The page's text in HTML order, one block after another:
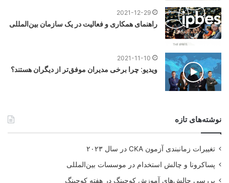
2021-12-29
راهنمای همکاری و فعالیت در یک سازمان بین‌المللی
2021-11-10
ویدیو: چرا برخی مدیران موفق‌تر از دیگران هستند؟
نوشته‌های تازه
تغییرات زمانبندی آزمون CKA در سال ۲۰۲۳
پساکرونا و چالش استخدام در موسسات بین‌المللی
بررسی چالش‌های آموزش کوچینگ در هفته کوچینگ